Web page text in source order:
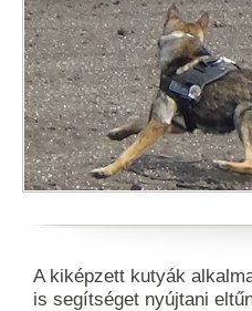
A kiképzett kutyák
is segítséget nyújtani